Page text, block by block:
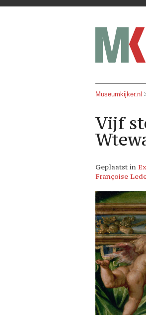
Museumkijker.nl
Vijf
Geplaatst in
Françoise